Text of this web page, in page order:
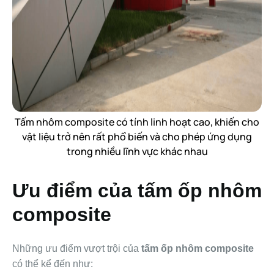
Tấm nhôm composite có tính linh hoạt cao, khiến cho
vật liệu trở nên rất phổ biến và cho phép ứng dụng
trong nhiều lĩnh vực khác nhau
Ưu điểm của tấm ốp nhôm
composite
Những ưu điểm vượt trội của tấm ốp nhôm composite
có thể kể đến như: